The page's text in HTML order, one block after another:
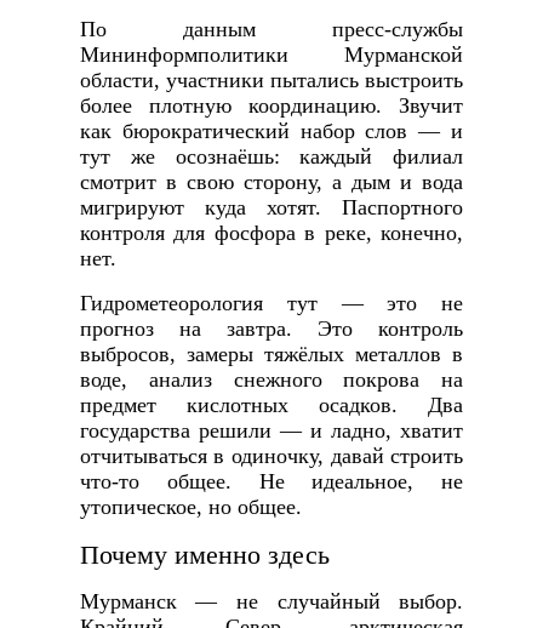
По данным пресс-службы
Мининформполитики Мурманской
области, участники пытались выстроить
более плотную координацию. Звучит
как бюрократический набор слов — и
тут же осознаёшь: каждый филиал
смотрит в свою сторону, а дым и вода
мигрируют куда хотят. Паспортного
контроля для фосфора в реке, конечно,
нет.
Гидрометеорология тут — это не
прогноз на завтра. Это контроль
выбросов, замеры тяжёлых металлов в
воде, анализ снежного покрова на
предмет кислотных осадков. Два
государства решили — и ладно, хватит
отчитываться в одиночку, давай строить
что-то общее. Не идеальное, не
утопическое, но общее.
Почему именно здесь
Мурманск — не случайный выбор.